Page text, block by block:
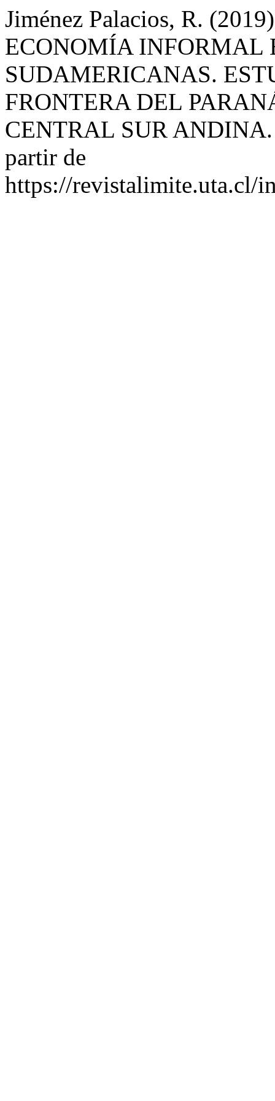
Jiménez Palacios, R.
ECONOMÍA INFORMAL
SUDAMERICANAS.
FRONTERA DEL
CENTRAL SUR
partir de
https://revistalimite.uta.cl/